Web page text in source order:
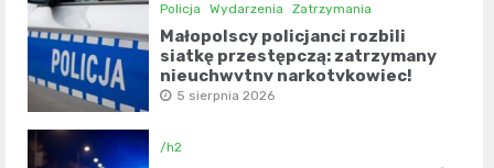
Policja Wydarzenia Zatrzymania
Małopolscy policjanci rozbili
siatkę przestępczą: zatrzymany
nieuchwytny narkotykowiec!
5 sierpnia 2026
/h2